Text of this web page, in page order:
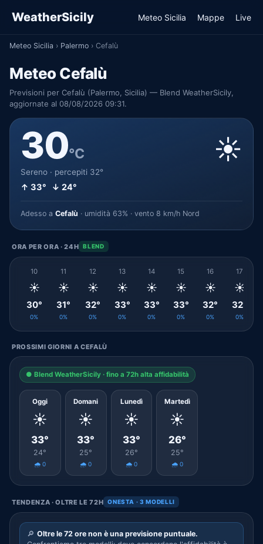
WeatherSicily Meteo Sicilia Mappe Live
Meteo Sicilia › Palermo › Cefalù
Meteo Cefalù
Previsioni per Cefalù (Palermo, Sicilia) — Blend WeatherSicily,
aggiornate al 08/08/2026 09:31.
30°C
Sereno · percepiti 32°
↑ 33° ↓ 24°
☀️
Adesso a Cefalù · umidità 63% · vento 8 km/h Nord
ORA PER ORA · 24H BLEND
10
☀️
30°
0%
11
☀️
31°
0%
12
☀️
32°
0%
13
☀️
33°
0%
14
☀️
33°
0%
15
☀️
33°
0%
16
☀️
32°
0%
17
☀️
32°
0%
PROSSIMI GIORNI A CEFALÙ
● Blend WeatherSicily · fino a 72h alta affidabilità
Oggi
☀️
33°
24°
🌧️ 0
Domani
☀️
33°
25°
🌧️ 0
Lunedì
☀️
33°
26°
🌧️ 0
Martedì
☀️
26°
25°
🌧️ 0
TENDENZA · OLTRE LE 72H ONESTA · 3 MODELLI
🔎 Oltre le 72 ore non è una previsione puntuale.